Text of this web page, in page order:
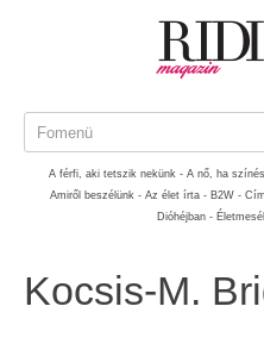
Fomenü
A férfi, aki tetszik nekünk - A nő, ha
Amiről beszélünk - Az élet írta - B2W -
Dióhéjban -
Kocsis-M.